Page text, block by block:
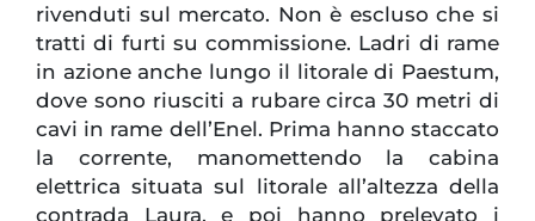
rivenduti sul mercato. Non è escluso che si
tratti di furti su commissione. Ladri di rame
in azione anche lungo il litorale di Paestum,
dove sono riusciti a rubare circa 30 metri di
cavi in rame dell’Enel. Prima hanno staccato
la corrente, manomettendo la cabina
elettrica situata sul litorale all’altezza della
contrada Laura, e poi hanno prelevato i